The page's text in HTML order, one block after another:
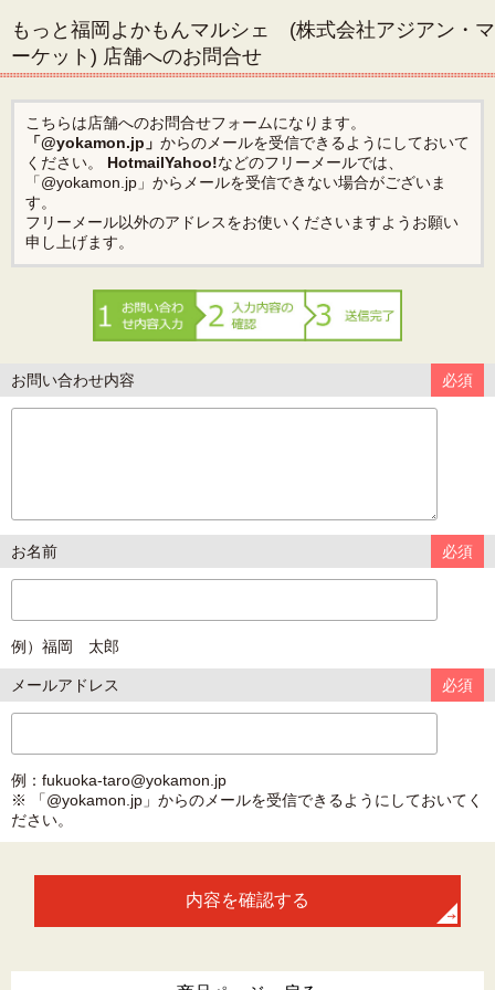
もっと福岡よかもんマルシェ (株式会社アジアン・マ
ーケット) 店舗へのお問合せ
こちらは店舗へのお問合せフォームになります。
「@yokamon.jp」 からのメールを受信できるようにしておいて
ください。 HotmailYahoo!などのフリーメールでは、
「@yokamon.jp」からメールを受信できない場合がございま
す。
フリーメール以外のアドレスをお使いくださいますようお願い
申し上げます。
お問い合わせ内容 必須
お名前 必須
例）福岡 太郎
メールアドレス 必須
例：fukuoka-taro@yokamon.jp
※ 「@yokamon.jp」からのメールを受信できるようにしておいてく
ださい。